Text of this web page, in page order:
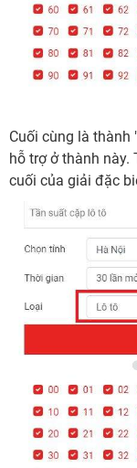
Cuối cùng là thành
hỗ trợ ở thành này.
cuối của giải đặc